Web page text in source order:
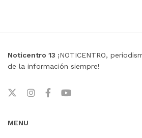
Noticentro 13 ¡NOTICENTRO,
de la información siempre!
MENU